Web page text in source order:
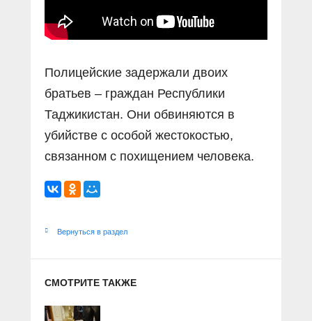
Полицейские задержали двоих
братьев – граждан Республики
Таджикистан. Они обвиняются в
убийстве с особой жестокостью,
связанном с похищением человека.
Вернуться в раздел
СМОТРИТЕ ТАКЖЕ